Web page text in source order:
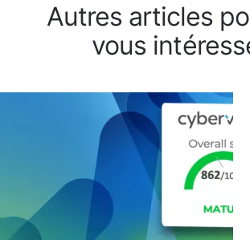
Autres articles
vous